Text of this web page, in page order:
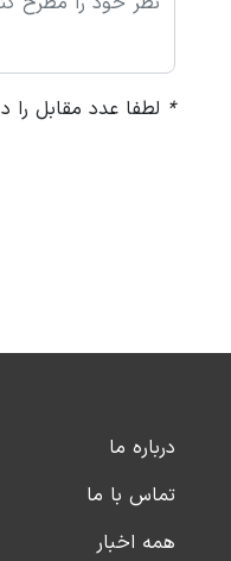
* لطفا عدد مقابل را
درباره ما
تماس با ما
همه اخبار